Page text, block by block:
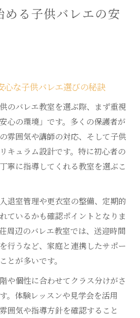
レエ 子供のためのサポートポイ
わせる年齢や効果まとめ
を始める最適な年齢と理由
スン 子供の成長に与える効果と
てバレエ 子供に得られる変化
る年齢と子供への具体的な効
供向けバレエ教室の特徴
教室 子供に向いている特徴を解
アの子供バレエ教室の選び方
して通える尼崎のバレエ教室の
める子供バレエの安
心な子供バレエ選びの秘訣
のバレエ教室を選ぶ際、まず重視
心の環境」です。多くの保護者が
雰囲気や講師の対応、そして子供
キュラム設計です。特に初心者の
寧に指導してくれる教室を選ぶこ
退室管理や更衣室の整備、定期的
ているかも確認ポイントとなりま
周辺のバレエ教室では、送迎時間
行うなど、家庭と連携したサポー
とが多いです。
や個性に合わせてクラス分けがさ
。体験レッスンや見学会を活用
囲気や指導方針を確認すること